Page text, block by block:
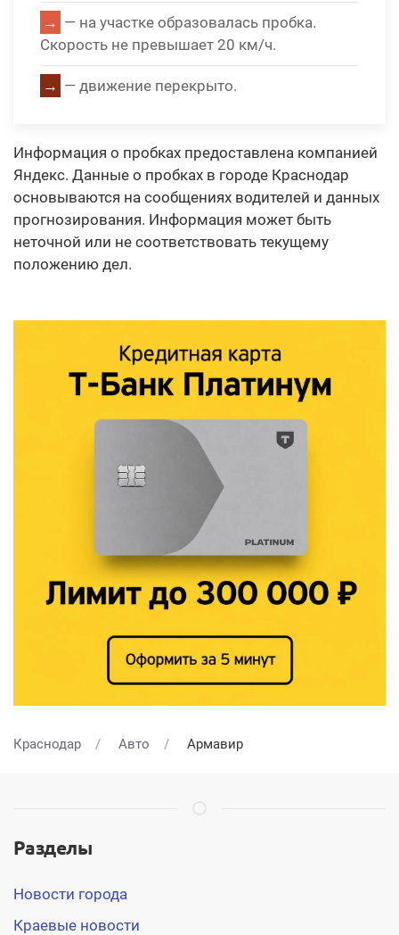
→ — на участке образовалась пробка.
Скорость не превышает 20 км/ч.
→ — движение перекрыто.
Информация о пробках предоставлена компанией
Яндекс. Данные о пробках в городе Краснодар
основываются на сообщениях водителей и данных
прогнозирования. Информация может быть
неточной или не соответствовать текущему
положению дел.
Краснодар Авто Армавир
Разделы
Новости города
Краевые новости